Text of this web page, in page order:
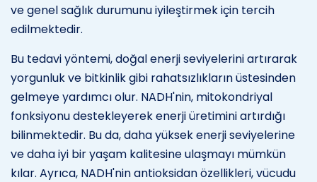
ve genel sağlık durumunu iyileştirmek için tercih
edilmektedir.
Bu tedavi yöntemi, doğal enerji seviyelerini artırarak
yorgunluk ve bitkinlik gibi rahatsızlıkların üstesinden
gelmeye yardımcı olur. NADH'nin, mitokondriyal
fonksiyonu destekleyerek enerji üretimini artırdığı
bilinmektedir. Bu da, daha yüksek enerji seviyelerine
ve daha iyi bir yaşam kalitesine ulaşmayı mümkün
kılar. Ayrıca, NADH'nin antioksidan özellikleri, vücudu